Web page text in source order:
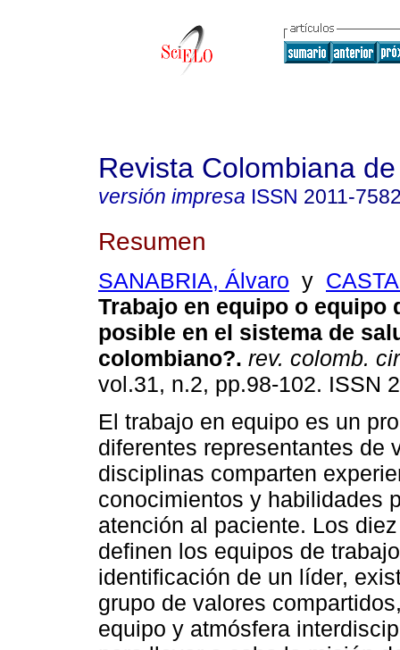
Revista Colombiana
versión impresa ISSN 2011-
Resumen
SANABRIA, Álvaro y
Trabajo en equipo o equipo
posible en el sistema de
colombiano?. rev. colomb.
vol.31, n.2, pp.98-102. ISSN
El trabajo en equipo es un
diferentes representantes de
disciplinas comparten
conocimientos y habilidades
atención al paciente. Los
definen los equipos de
identificación de un líder,
grupo de valores
equipo y atmósfera